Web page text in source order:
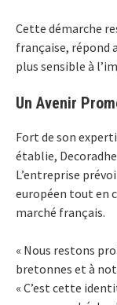
Cette démarche
française, répond
plus sensible à
Un Avenir
Fort de son
établie,
L’entreprise
européen tout en
marché français.
« Nous restons
bretonnes et à
« C’est cette